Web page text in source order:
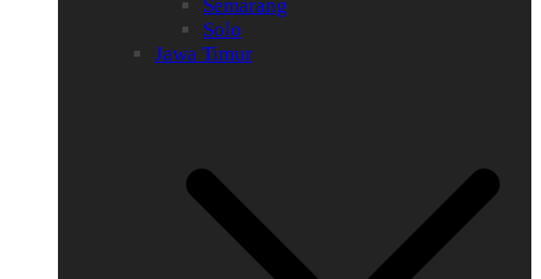
Semarang
Solo
Jawa Timur